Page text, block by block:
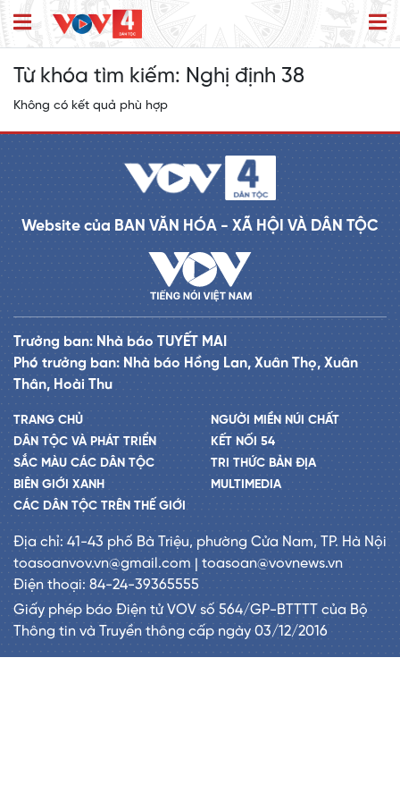
Từ khóa tìm kiếm: Nghị định 38
Không có kết quả phù hợp
Website của BAN VĂN HÓA - XÃ HỘI VÀ DÂN TỘC
Trưởng ban: Nhà báo TUYẾT MAI
Phó trưởng ban: Nhà báo Hồng Lan, Xuân Thọ, Xuân
Thân, Hoài Thu
TRANG CHỦ
DÂN TỘC VÀ PHÁT TRIỂN
SẮC MÀU CÁC DÂN TỘC
BIÊN GIỚI XANH
CÁC DÂN TỘC TRÊN THẾ GIỚI
NGƯỜI MIỀN NÚI CHẤT
KẾT NỐI 54
TRI THỨC BẢN ĐỊA
MULTIMEDIA
Địa chỉ: 41-43 phố Bà Triệu, phường Cửa Nam, TP. Hà Nội
toasoanvov.vn@gmail.com | toasoan@vovnews.vn
Điện thoại: 84-24-39365555
Giấy phép báo Điện tử VOV số 564/GP-BTTTT của Bộ
Thông tin và Truyền thông cấp ngày 03/12/2016